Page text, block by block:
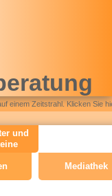
einem Zeitstrahl. Klicken Sie
und
Mediathek